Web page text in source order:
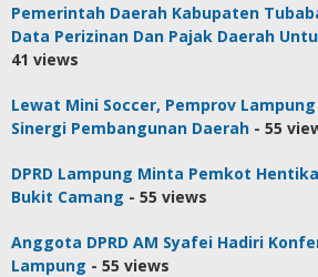
Pemerintah Daerah Kabupaten
Data Perizinan Dan Pajak Daerah
41 views
Lewat Mini Soccer, Pemprov
Sinergi Pembangunan Daerah - 55
DPRD Lampung Minta Pemkot
Bukit Camang - 55 views
Anggota DPRD AM Syafei Hadiri
Lampung - 55 views